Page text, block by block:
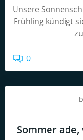
Unsere
Frühling kündigt
0
Sommer